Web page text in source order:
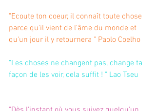
"Ecoute ton coeur, il connaît toute chose
parce qu'il vient de l'âme du monde et
qu'un jour il y retournera " Paolo Coelho
"Les choses ne changent pas, change ta
façon de les voir, cela suffit ! " Lao Tseu